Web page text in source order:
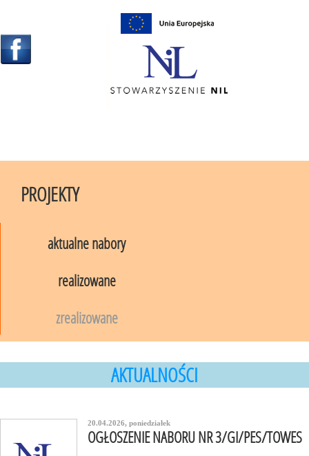
Widok standardowy
A++
PROJEKTY
aktualne nabory
realizowane
zrealizowane
AKTUALNOŚCI
20.04.2026, poniedziałek
OGŁOSZENIE NABORU NR 3/GI/PES/TOWES